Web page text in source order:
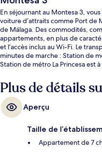
En séjournant au Montesa 3,
voiture d’attraits comme Port de
de Málaga. Des commodités,
appartements, en plus de
et l’accès inclus au Wi-Fi. Le
minutes de marche : Station de
Station de métro La Princesa est
Plus de détails
Aperçu
Taille de
Appartement de 7